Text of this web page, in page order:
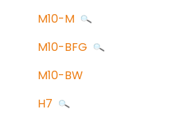
M10-M
M10-BFG
M10-BW
H7